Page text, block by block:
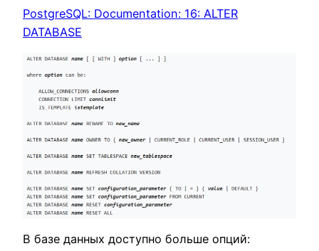
PostgreSQL: Documentation: 16: ALTER
DATABASE
В базе данных доступно больше опций: